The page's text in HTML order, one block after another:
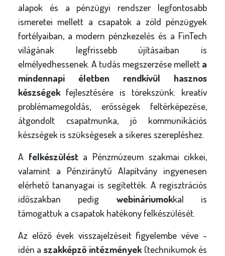
alapok és a pénzügyi rendszer legfontosabb
ismeretei mellett a csapatok a zöld pénzügyek
fortélyaiban, a modern pénzkezelés és a FinTech
világának legfrissebb újításaiban is
elmélyedhessenek. A tudás megszerzése mellett a
mindennapi életben rendkívül hasznos
készségekfejlesztésére is törekszünk: kreatív
problémamegoldás, erősségek feltérképezése,
átgondolt csapatmunka, jó kommunikációs
készségek is szükségesek a sikeres szerepléshez.
A felkészülésta Pénzmúzeum szakmai cikkei,
valamint a Pénziránytű Alapítvány ingyenesen
elérhető tananyagai is segítették. A regisztrációs
időszakban pedig webináriumokkal is
támogattuk a csapatok hatékony felkészülését.
Az előző évek visszajelzéseit figyelembe véve -
idén a szakképző intézmények(technikumok és